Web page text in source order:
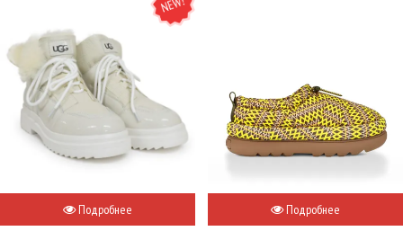
Подробнее Подробнее